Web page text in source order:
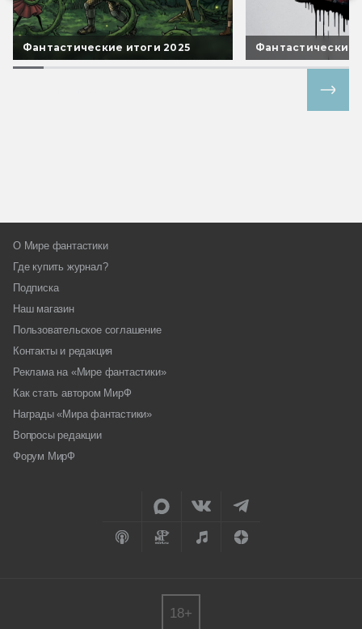
Фантастические итоги 2025 Фантастические
О Мире фантастики
Где купить журнал?
Подписка
Наш магазин
Пользовательское соглашение
Контакты и редакция
Реклама на «Мире фантастики»
Как стать автором МирФ
Награды «Мира фантастики»
Вопросы редакции
Форум МирФ
18+